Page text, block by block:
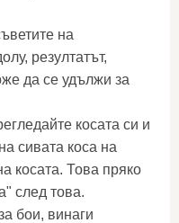
на
резултатът,
да се удължи за
косата си и
сивата коса на
косата. Това пряко
след това.
бои, винаги